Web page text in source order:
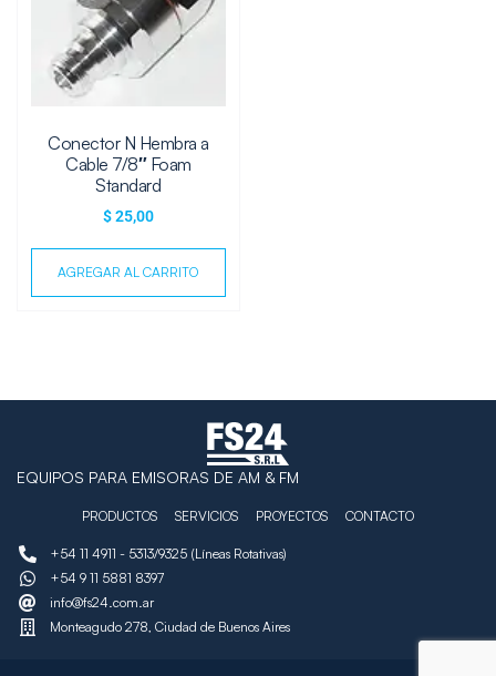
Conector N Hembra a
Cable 7/8″ Foam
Standard
$25,00
AGREGAR AL CARRITO
EQUIPOS PARA EMISORAS DE AM & FM
PRODUCTOS SERVICIOS PROYECTOS CONTACTO
+54 11 4911 - 5313/9325 (Líneas Rotativas)
+54 9 11 5881 8397
info@fs24.com.ar
Monteagudo 278, Ciudad de Buenos Aires